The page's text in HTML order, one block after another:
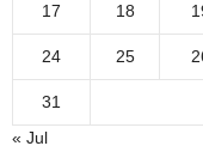
17 18
24 25
31
« Jul